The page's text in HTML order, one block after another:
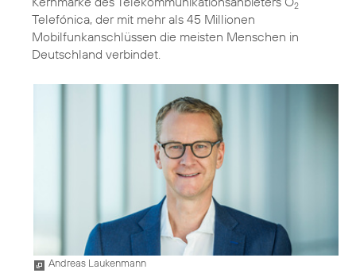
2
Telefónica, der mit mehr als 45 Millionen
Mobilfunkanschlüssen die meisten Menschen in
Deutschland verbindet.
Andreas Laukenmann